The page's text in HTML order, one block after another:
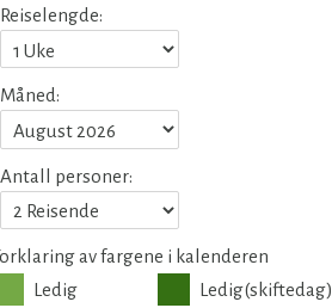
Reiselengde:
Måned:
Antall personer:
av fargene i kalenderen
Ledig
Ledig(skiftedag)